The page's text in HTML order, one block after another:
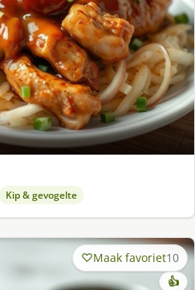
Kip & gevogelte
Maak favoriet10
👍